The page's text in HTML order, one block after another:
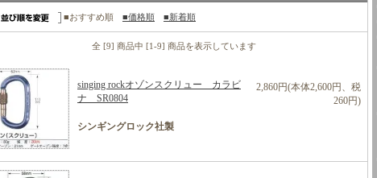
■おすすめ順 ■価格順 ■新着順
全 [9] 商品中 [1-9] 商品を表示しています
singing rockオゾンスクリュー カラビ
ナ SR0804
2,860円(本体2,600円、税
260円)
シンギングロック社製